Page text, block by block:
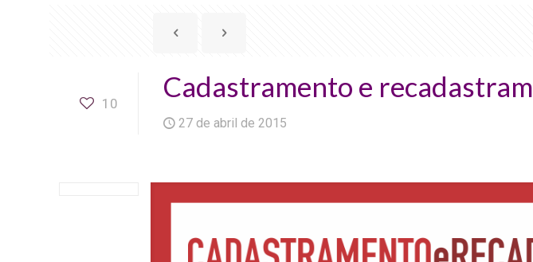
10
Cadastramento e
27 de abril de 2015